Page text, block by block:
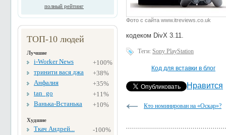
полный рейтинг
ТОП-10 людей
Лучшие
i-Worker News
+100%
тринити вася джа
+38%
Анфалия
+35%
tan_go
+11%
Ванька-Встанька
+10%
Худшие
Ткач Андрей...
-100%
Фото с сайта www.itreviews.co.uk
кодеком DivX 3.11.
Теги: Sony PlayStation
Код для вставки в блог
Нравится
Кто номинирован на «Оскар»?